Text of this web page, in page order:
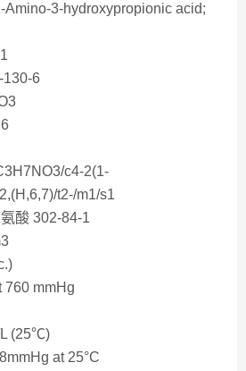
3-hydroxypropionic acid;
6
c4-2(1-
t2-/m1/s1
酸 302-84-1
mmHg
(25℃)
at 25°C